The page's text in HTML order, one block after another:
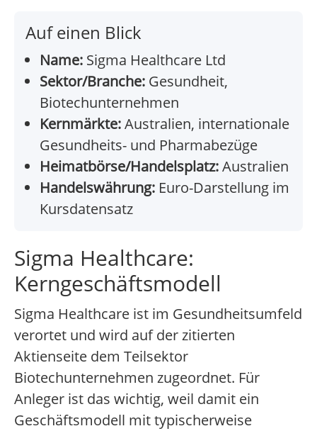
Auf einen Blick
Name: Sigma Healthcare Ltd
Sektor/Branche: Gesundheit,
Biotechunternehmen
Kernmärkte:Australien, internationale
Gesundheits- und Pharmabezüge
Heimatbörse/Handelsplatz:Australien
Handelswährung: Euro-Darstellung im
Kursdatensatz
Sigma Healthcare:
Kerngeschäftsmodell
Sigma Healthcare ist im Gesundheitsumfeld
verortet und wird auf der zitierten
Aktienseite dem Teilsektor
Biotechunternehmen zugeordnet. Für
Anleger ist das wichtig, weil damit ein
Geschäftsmodell mit typischerweise